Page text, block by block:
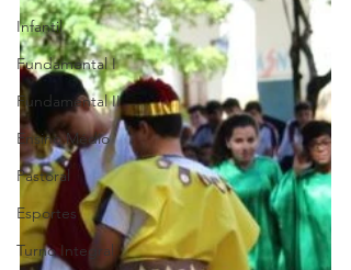
Infantil
Fundamental I
Fundamental II
Ensino Médio
Pastoral
Esportes
Turno Integral